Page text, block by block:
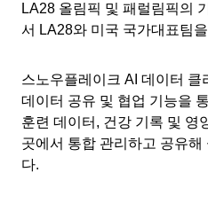
LA28 올림픽 및 패럴림픽의
서 LA28와 미국 국가대표팀
스노우플레이크 AI 데이터
데이터 공유 및 협업 기능을
훈련 데이터, 건강 기록 및 영
곳에서 통합 관리하고 공유
다.